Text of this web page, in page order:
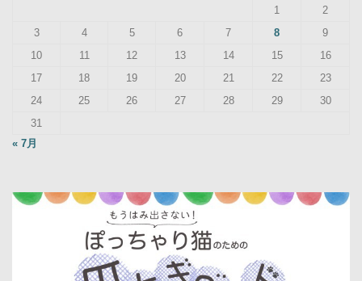
1
2
3
4 5 6 7 8
9
10
11 12 13 14 15
16
17
18 19 20 21 22
23
24
25 26 27 28 29
30
31
« 7月